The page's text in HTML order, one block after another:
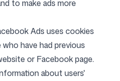
to make ads more
Ads uses cookies
have had previous
or Facebook page.
about users'